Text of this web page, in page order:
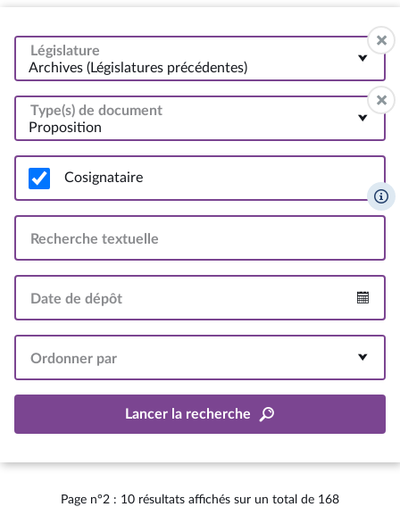
Législature
Archives (Législatures précédentes)
Type(s) de document
Proposition
Cosignataire
Recherche textuelle
Date de dépôt
Ordonner par
Lancer la recherche
Page n°2 : 10 résultats affichés sur un total de 168